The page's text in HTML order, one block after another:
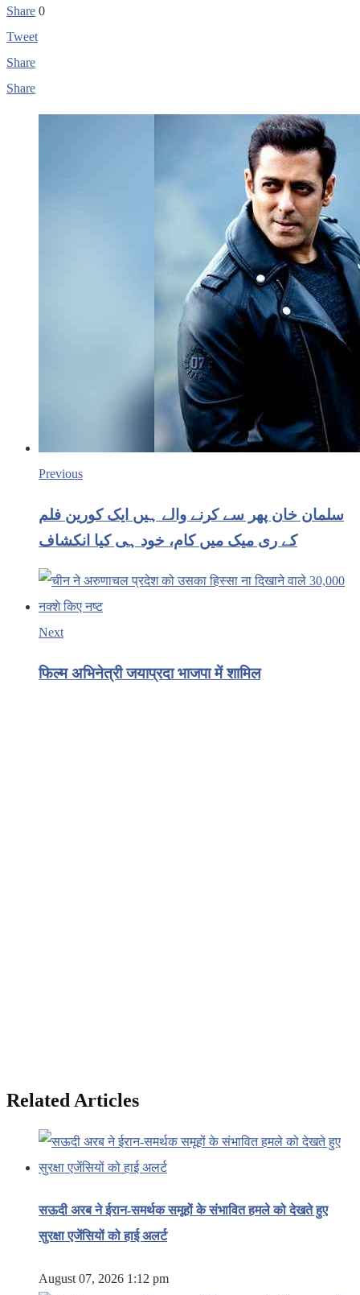
Share 0
Tweet
Share
Share
Previous
سلمان خان پھر سے کرنے والے ہیں ایک کورین فلم
کے ری میک میں کام، خود ہی کیا انکشاف
Next
फिल्म अभिनेत्री जयाप्रदा भाजपा में शामिल
Related Articles
सऊदी अरब ने ईरान-समर्थक समूहों के संभावित हमले को देखते हुए
सुरक्षा एजेंसियों को हाई अलर्ट
August 07, 2026 1:12 pm